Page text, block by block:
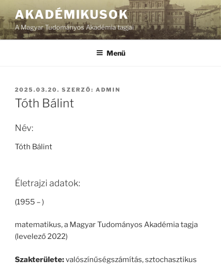
AKADÉMIKUSOK
A Magyar Tudományos Akadémia tagjai
Menü
BEKÜLDVE:
2025.03.20. SZERZŐ: ADMIN
Tóth Bálint
Név:
Tóth Bálint
Életrajzi adatok:
(1955 – )
matematikus, a Magyar Tudományos Akadémia tagja
(levelező 2022)
Szakterülete:valószínűségszámítás, sztochasztikus